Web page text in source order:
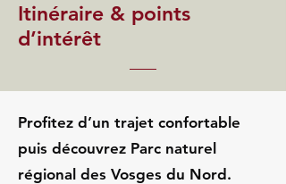
Itinéraire & points
d’intérêt
Profitez d’un trajet confortable
puis découvrez Parc naturel
régional des Vosges du Nord.